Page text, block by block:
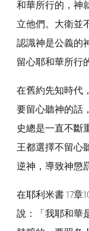
和華所行的，神
立他們。大衛並
認識神是公義的
留心耶和華所行
在舊約先知時代
要留心聽神的話
史總是一直不斷
王都選擇不留心
逆神，導致神懲
在耶利米書 17章
說：「我耶和華